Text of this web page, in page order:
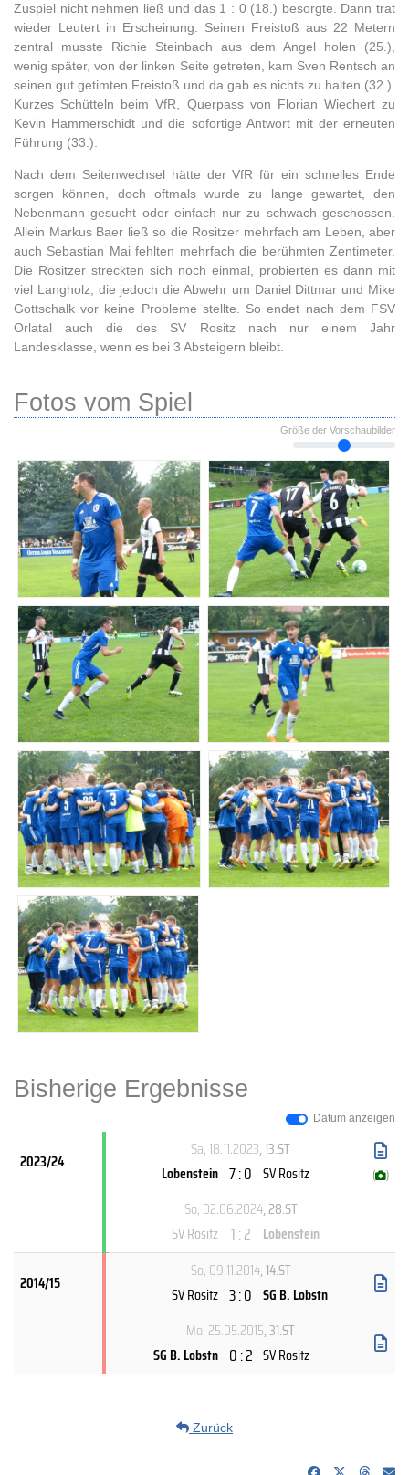
Zuspiel nicht nehmen ließ und das 1 : 0 (18.) besorgte. Dann trat
wieder Leutert in Erscheinung. Seinen Freistoß aus 22 Metern
zentral musste Richie Steinbach aus dem Angel holen (25.),
wenig später, von der linken Seite getreten, kam Sven Rentsch an
seinen gut getimten Freistoß und da gab es nichts zu halten (32.).
Kurzes Schütteln beim VfR, Querpass von Florian Wiechert zu
Kevin Hammerschidt und die sofortige Antwort mit der erneuten
Führung (33.).
Nach dem Seitenwechsel hätte der VfR für ein schnelles Ende
sorgen können, doch oftmals wurde zu lange gewartet, den
Nebenmann gesucht oder einfach nur zu schwach geschossen.
Allein Markus Baer ließ so die Rositzer mehrfach am Leben, aber
auch Sebastian Mai fehlten mehrfach die berühmten Zentimeter.
Die Rositzer streckten sich noch einmal, probierten es dann mit
viel Langholz, die jedoch die Abwehr um Daniel Dittmar und Mike
Gottschalk vor keine Probleme stellte. So endet nach dem FSV
Orlatal auch die des SV Rositz nach nur einem Jahr
Landesklasse, wenn es bei 3 Absteigern bleibt.
Fotos vom Spiel
Größe der Vorschaubilder
Bisherige Ergebnisse
Datum anzeigen
2023/24
Sa, 18.11.2023, 13.ST
Lobenstein 7 : 0 SV Rositz ( )
So, 02.06.2024, 28.ST
SV Rositz 1 : 2 Lobenstein
2014/15
So, 09.11.2014, 14.ST
SV Rositz 3 : 0 SG B. Lobstn
Mo, 25.05.2015, 31.ST
SG B. Lobstn 0 : 2 SV Rositz
Zurück